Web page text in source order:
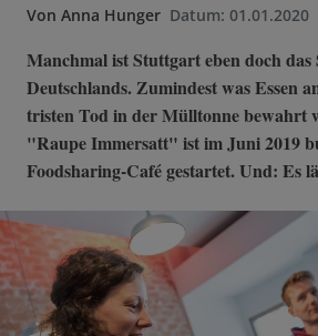
Von Anna Hunger Datum: 01.01.2020
Manchmal ist Stuttgart eben doch
Deutschlands. Zumindest was Essen
tristen Tod in der Mülltonne bewahrt
"Raupe Immersatt" ist im Juni 2019
Foodsharing-Café gestartet. Und: Es